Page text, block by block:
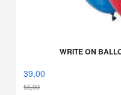
WRITE ON
39,00
55,00